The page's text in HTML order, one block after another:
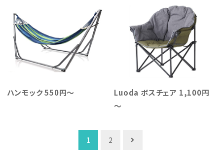
ハンモック 550円～
Luoda ボスチェア 1,100円
～
1 2